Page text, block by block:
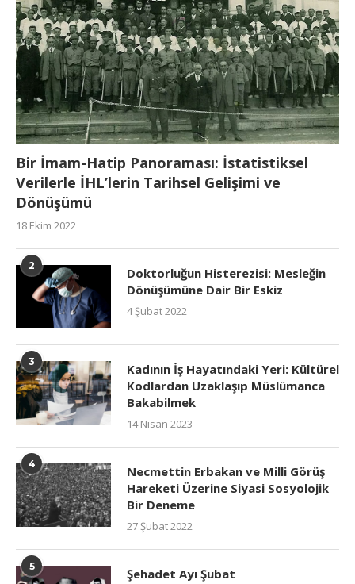
Bir İmam-Hatip Panoraması: İstatistiksel
Verilerle İHL’lerin Tarihsel Gelişimi ve
Dönüşümü
18 Ekim 2022
2
Doktorluğun Histerezisi: Mesleğin
Dönüşümüne Dair Bir Eskiz
4 Şubat 2022
3
Kadının İş Hayatındaki Yeri: Kültürel
Kodlardan Uzaklaşıp Müslümanca
Bakabilmek
14 Nisan 2023
4
Necmettin Erbakan ve Milli Görüş
Hareketi Üzerine Siyasi Sosyolojik
Bir Deneme
27 Şubat 2022
5 Şehadet Ayı Şubat